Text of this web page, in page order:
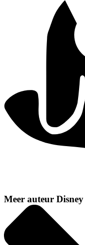
Meer auteur Disney